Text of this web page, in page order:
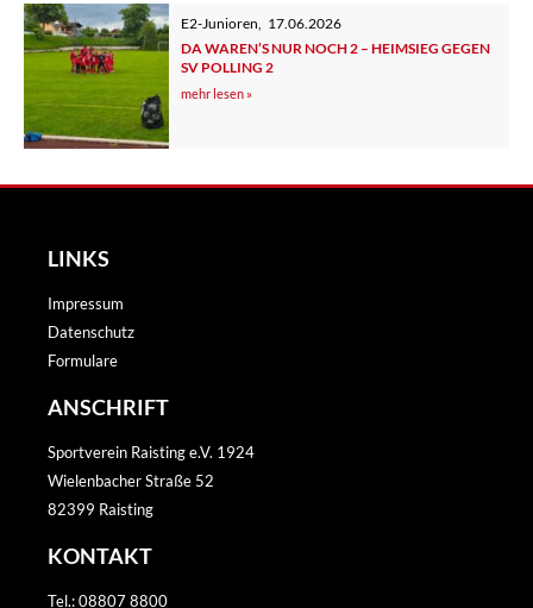
E2-Junioren, 17.06.2026
DA WAREN’S NUR NOCH 2 – HEIMSIEG GEGEN
SV POLLING 2
mehr lesen »
LINKS
Impressum
Datenschutz
Formulare
ANSCHRIFT
Sportverein Raisting e.V. 1924
Wielenbacher Straße 52
82399 Raisting
KONTAKT
Tel.: 08807 8800